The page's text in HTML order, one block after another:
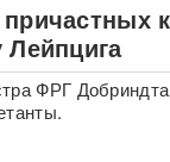
Лейпцига
ФРГ